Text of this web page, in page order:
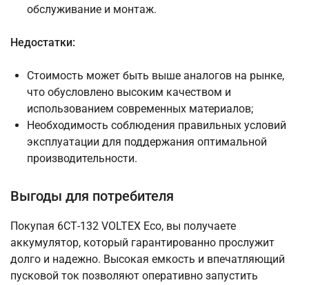
обслуживание и монтаж.
Недостатки:
Стоимость может быть выше аналогов на рынке,
что обусловлено высоким качеством и
использованием современных материалов;
Необходимость соблюдения правильных условий
эксплуатации для поддержания оптимальной
производительности.
Выгоды для потребителя
Покупая 6СТ-132 VOLTEX Eco, вы получаете
аккумулятор, который гарантированно прослужит
долго и надежно. Высокая емкость и впечатляющий
пусковой ток позволяют оперативно запустить